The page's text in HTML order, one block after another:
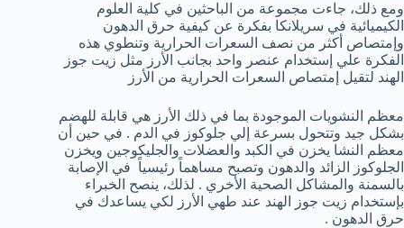
ومع ذلك، جاءت مجموعة من الباحثين في كلية العلوم
الكيميائية في سريلانكا بفكرة عن كيفية حرق الدهون
وإمتصاص أكثر من نصف السعرات الحرارية وتنطوي هذه
الفكرة علي إستخدام عنصر واحد بجانب الأرز مثل زيت جوز
الهند لتقيل إمتصاص السعرات الحرارية من الأرز
معظم النشويات الموجودة بما في ذلك الأرز هي قابلة للهضم
بشكل جيد وتتحول بسرعة إلي جلوكوز في الدم . في حين أن
معظم النشا يخزن في الكبد والعضلات والجليكوجين ويخزن
الجلوكوز الزائد والدهون وتصبح مساهماً رئيسياً في الإصابة
بالسمنة والمشاكل الصحية الأخري . لذلك، ينصح الخبراء
بإستخدام زيت جوز الهند عند طهي الأرز لكي يساعدك في
حرق الدهون .